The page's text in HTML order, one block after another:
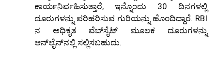
ಕಾರ್ಯನಿರ್ವಹಿಸುತ್ತಾರೆ, ಇನ್ನೊಂದು 30 ದಿನಗಳಲ್ಲಿ
ದೂರುಗಳನ್ನು ಪರಿಹರಿಸುವ ಗುರಿಯನ್ನು ಹೊಂದಿದ್ದಾರೆ. RBI
ನ ಅಧಿಕೃತ ವೆಬ್‌ಸೈಟ್ ಮೂಲಕ ದೂರುಗಳನ್ನು
ಆನ್‌ಲೈನ್‌ನಲ್ಲಿ ಸಲ್ಲಿಸಬಹುದು.